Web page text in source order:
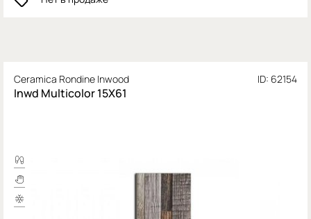
Ceramica Rondine Inwood ID: 62154
Inwd Multicolor 15X61